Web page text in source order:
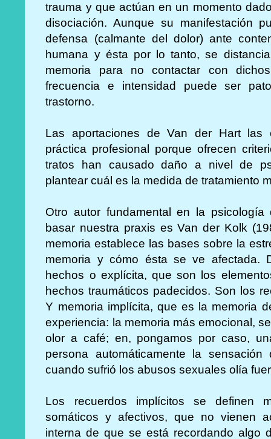
trauma y que actúan en un momento
disociación. Aunque su manifestación
defensa (calmante del dolor) ante
humana y ésta por lo tanto, se
memoria para no contactar con
frecuencia e intensidad puede ser
trastorno.
Las aportaciones de Van der Hart las
práctica profesional porque ofrecen
tratos han causado daño a nivel de
plantear cuál es la medida de tratamiento
Otro autor fundamental en la
basar nuestra praxis es Van der Kolk
memoria establece las bases sobre la
memoria y cómo ésta se ve afectada.
hechos o explícita, que son los
hechos traumáticos padecidos. Son los
Y memoria implícita, que es la memoria
experiencia: la memoria más emocional,
olor a café; en, pongamos por caso,
persona automáticamente la
cuando sufrió los abusos sexuales olía
Los recuerdos implícitos se definen
somáticos y afectivos, que no vienen
interna de que se está recordando algo